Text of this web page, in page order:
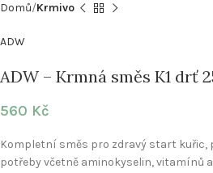
Domů Krmivo
ADW
ADW – Krmná směs K1 drť
560 Kč
Kompletní směs pro zdravý start kuřic,
potřeby včetně aminokyselin, vitamínů